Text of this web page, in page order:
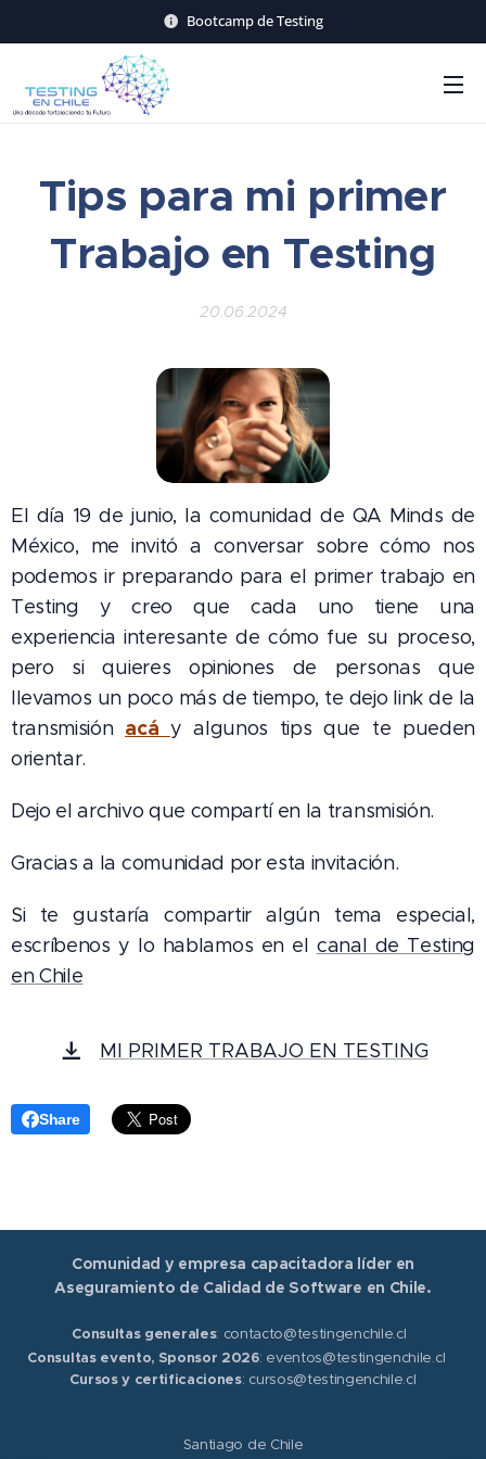
Bootcamp de Testing
Tips para mi primer
Trabajo en Testing
20.06.2024
El día 19 de junio, la comunidad de QA Minds de
México, me invitó a conversar sobre cómo nos
podemos ir preparando para el primer trabajo en
Testing y creo que cada uno tiene una
experiencia interesante de cómo fue su proceso,
pero si quieres opiniones de personas que
llevamos un poco más de tiempo, te dejo link de la
transmisión acá y algunos tips que te pueden
orientar.
Dejo el archivo que compartí en la transmisión.
Gracias a la comunidad por esta invitación.
Si te gustaría compartir algún tema especial,
escríbenos y lo hablamos en el canal de Testing
en Chile
MI PRIMER TRABAJO EN TESTING
Share
Comunidad y empresa capacitadora líder en
Aseguramiento de Calidad de Software en Chile.
Consultas generales: contacto@testingenchile.cl
Consultas evento, Sponsor 2026: eventos@testingenchile.cl
Cursos y certificaciones: cursos@testingenchile.cl
Santiago de Chile